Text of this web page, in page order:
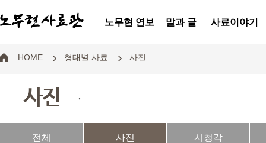
노무현 연보 말과 글 사료이야기
HOME 형태별 사료 사진
사진 .
전체 사진 시청각